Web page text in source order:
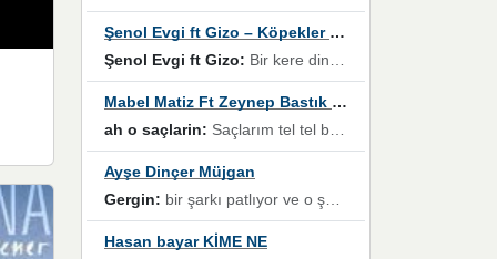
Şenol Evgi ft Gizo – Köpekler Tanımadıklarına havlar
Şenol Evgi ft Gizo: Bir kere dinlememe rağmen kulaklardan gitmiyor sen sen sen sen kurban ol sen sen sen sen hayran ol yükses ses müzik dinleme sebebisiniz canlar bomba gibi patladınız maşallah
Mabel Matiz Ft Zeynep Bastık – Saçların
ah o saçlarin: Saçlarım tel tel beyazlıyor beyazlagına degil yanımda sen yoksun ona üzülüyorum günler bir bir geçiyor geçen günlere değil sensiz geçen günlere darılıyorum,Dinledikce asla kavusamayacagim ama asla unutamicagim sevdiğim adam için yanar içim
Ayşe Dinçer Müjgan
Gergin: bir şarkı patlıyor ve o şarkıyı millet her paylaşımın altına koyuyor ve öyle bir durum hal alıyor ki şarkıyı dinlemeden şarkıdan bikıyorsun Ama bu enteresan bir şekilde dillere dolanıyor millet olarak seviyoruz dertlerle boğuşurken bir yandan da göbek atmayi))) diyeceklerim bu kadar güzel hoş bir sayfa emeğinize sağlık arkadaşlar kolay gelsin
Hasan bayar KİME NE